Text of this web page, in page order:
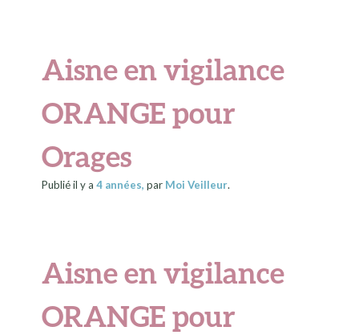
Aisne en vigilance
ORANGE pour
Orages
Publié il y a4 années,par Moi Veilleur.
Aisne en vigilance
ORANGE pour